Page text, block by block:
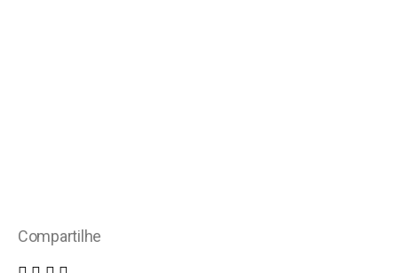
Compartilhe